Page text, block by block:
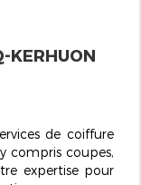
KERHUON
de coiffure
compris coupes,
expertise pour